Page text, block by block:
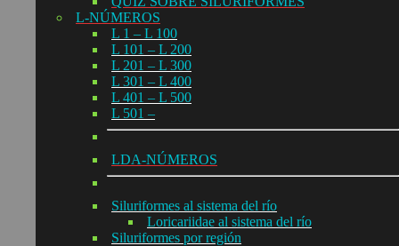
L-NÚMEROS
L 1 – L 100
L 101 – L 200
L 201 – L 300
L 301 – L 400
L 401 – L 500
L 501 –
LDA-NÚMEROS
Siluriformes al sistema del río
Loricariidae al sistema del río
Siluriformes por región